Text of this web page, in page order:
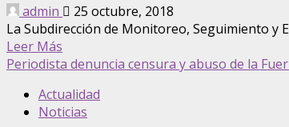
admin
25 octubre, 2018
La Subdirección de Monitoreo, Seguimiento y
Leer Más
Periodista denuncia censura y abuso de la
Actualidad
Noticias